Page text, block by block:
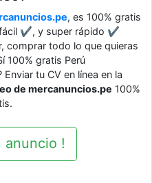
, es 100% gratis
✔, y super rápido ✔
comprar todo lo que quieras
100% gratis Perú
tu CV en línea en la
de mercanuncios.pe 100%
anuncio !